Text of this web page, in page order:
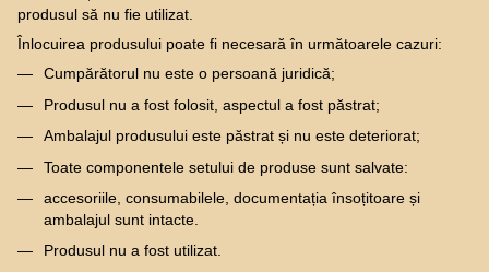
produsul să nu fie utilizat.
Înlocuirea produsului poate fi necesară în următoarele cazuri:
Cumpărătorul nu este o persoană juridică;
Produsul nu a fost folosit, aspectul a fost păstrat;
Ambalajul produsului este păstrat și nu este deteriorat;
Toate componentele setului de produse sunt salvate:
accesoriile, consumabilele, documentația însoțitoare și
ambalajul sunt intacte.
Produsul nu a fost utilizat.